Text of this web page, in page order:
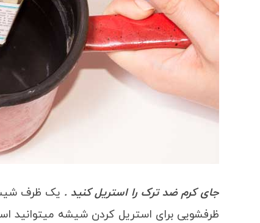
جای کرم ضد ترک را استریل کنید . یک ظرف
ظرفشویی برای استریل کردن شیشه میتوانید